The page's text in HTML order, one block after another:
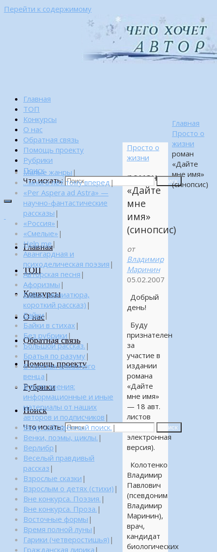
Перейти к содержимому
Главная
ТОП
Конкурсы
О нас
Обратная связь
Помощь проекту
Рубрики
Поиск
Что искать:
Поиск
Главная
ТОП
Конкурсы
О нас
Обратная связь
Помощь проекту
Рубрики
Поиск
Что искать: Поиск
Главная
Просто о
жизни
роман
«Дайте
мне имя»
(синопсис)
Просто о
жизни
роман
«Дайте
мне
имя»
(синопсис)
от
Владимир
Маринин
05.02.2007
Добрый
день!
Буду
признателен
за
участие в
издании
романа
«Дайте
мне имя»
— 18 авт.
листов
электронная
версия).
Колотенко
Владимир
Павлович
(псевдоним
Владимир
Маринин),
врач,
кандидат
биологических
Малые жанры |
…много лет тому вперед |
«Per Aspera ad Astra» —
научно-фантастические
рассказы |
«Россия» |
«Смелые» |
Help me|
Авангардная и
психоделическая поэзия |
Авторская песня |
Афоризмы |
Байка (миниатюра,
короткий рассказ) |
Байки|
Байки в стихах |
Без рубрики |
Большой рассказ. |
Братья по разуму|
В поисках алмазного
венца |
В поле зрения:
информационные и иные
материалы от наших
авторов и подписчиков |
Веду собственный поиск. |
Венки, поэмы, циклы. |
Верлибр |
Веселый правдивый
рассказ |
Взрослые сказки |
Взрослым о детях (стихи) |
Вне конкурса. Поэзия. |
Вне конкурса. Проза. |
Восточные формы |
Время полной луны |
Гарики (четверостишья) |
Гражданская лирика |